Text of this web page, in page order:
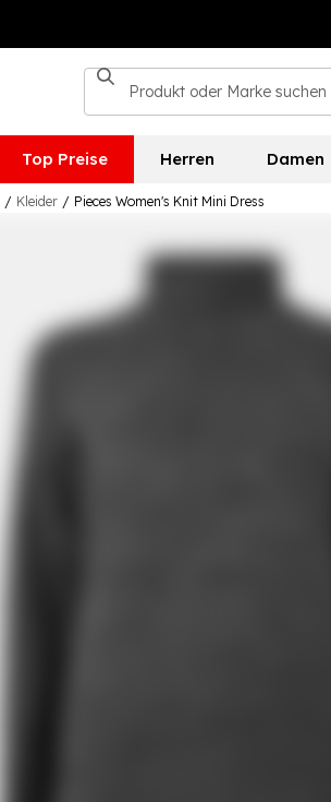
Top Preise Herren Damen
/ Kleider / Pieces Women's Knit Mini Dress